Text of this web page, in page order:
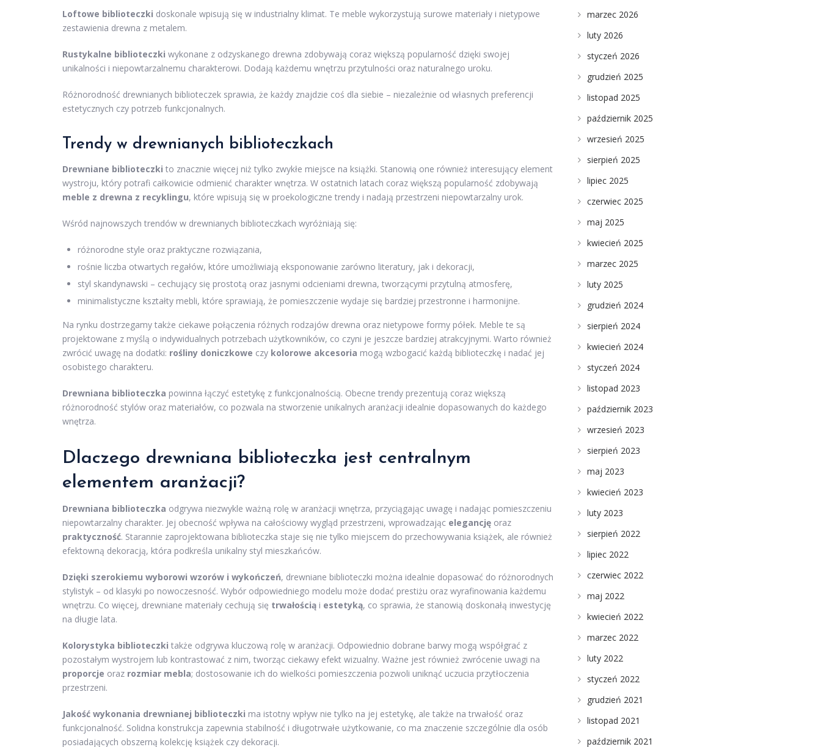
Loftowe biblioteczki doskonale wpisują się w industrialny klimat. Te meble wykorzystują surowe materiały i nietypowe
zestawienia drewna z metalem.
Rustykalne biblioteczki wykonane z odzyskanego drewna zdobywają coraz większą popularność dzięki swojej
unikalności i niepowtarzalnemu charakterowi. Dodają każdemu wnętrzu przytulności oraz naturalnego uroku.
Różnorodność drewnianych biblioteczek sprawia, że każdy znajdzie coś dla siebie – niezależnie od własnych preferencji
estetycznych czy potrzeb funkcjonalnych.
Trendy w drewnianych biblioteczkach
Drewniane biblioteczki to znacznie więcej niż tylko zwykłe miejsce na książki. Stanowią one również interesujący element
wystroju, który potrafi całkowicie odmienić charakter wnętrza. W ostatnich latach coraz większą popularność zdobywają
meble z drewna z recyklingu, które wpisują się w proekologiczne trendy i nadają przestrzeni niepowtarzalny urok.
Wśród najnowszych trendów w drewnianych biblioteczkach wyróżniają się:
różnorodne style oraz praktyczne rozwiązania,
rośnie liczba otwartych regałów, które umożliwiają eksponowanie zarówno literatury, jak i dekoracji,
styl skandynawski – cechujący się prostotą oraz jasnymi odcieniami drewna, tworzącymi przytulną atmosferę,
minimalistyczne kształty mebli, które sprawiają, że pomieszczenie wydaje się bardziej przestronne i harmonijne.
Na rynku dostrzegamy także ciekawe połączenia różnych rodzajów drewna oraz nietypowe formy półek. Meble te są
projektowane z myślą o indywidualnych potrzebach użytkowników, co czyni je jeszcze bardziej atrakcyjnymi. Warto również
zwrócić uwagę na dodatki: rośliny doniczkowe czy kolorowe akcesoria mogą wzbogacić każdą biblioteczkę i nadać jej
osobistego charakteru.
Drewniana biblioteczka powinna łączyć estetykę z funkcjonalnością. Obecne trendy prezentują coraz większą
różnorodność stylów oraz materiałów, co pozwala na stworzenie unikalnych aranżacji idealnie dopasowanych do każdego
wnętrza.
Dlaczego drewniana biblioteczka jest centralnym
elementem aranżacji?
Drewniana biblioteczka odgrywa niezwykle ważną rolę w aranżacji wnętrza, przyciągając uwagę i nadając pomieszczeniu
niepowtarzalny charakter. Jej obecność wpływa na całościowy wygląd przestrzeni, wprowadzając elegancję oraz
praktyczność. Starannie zaprojektowana biblioteczka staje się nie tylko miejscem do przechowywania książek, ale również
efektowną dekoracją, która podkreśla unikalny styl mieszkańców.
Dzięki szerokiemu wyborowi wzorów i wykończeń, drewniane biblioteczki można idealnie dopasować do różnorodnych
stylistyk – od klasyki po nowoczesność. Wybór odpowiedniego modelu może dodać prestiżu oraz wyrafinowania każdemu
wnętrzu. Co więcej, drewniane materiały cechują się trwałością i estetyką, co sprawia, że stanowią doskonałą inwestycję
na długie lata.
Kolorystyka biblioteczki także odgrywa kluczową rolę w aranżacji. Odpowiednio dobrane barwy mogą współgrać z
pozostałym wystrojem lub kontrastować z nim, tworząc ciekawy efekt wizualny. Ważne jest również zwrócenie uwagi na
proporcje oraz rozmiar mebla; dostosowanie ich do wielkości pomieszczenia pozwoli uniknąć uczucia przytłoczenia
przestrzeni.
Jakość wykonania drewnianej biblioteczki ma istotny wpływ nie tylko na jej estetykę, ale także na trwałość oraz
funkcjonalność. Solidna konstrukcja zapewnia stabilność i długotrwałe użytkowanie, co ma znaczenie szczególnie dla osób
posiadających obszerną kolekcję książek czy dekoracji.
marzec 2026
luty 2026
styczeń 2026
grudzień 2025
listopad 2025
październik 2025
wrzesień 2025
sierpień 2025
lipiec 2025
czerwiec 2025
maj 2025
kwiecień 2025
marzec 2025
luty 2025
grudzień 2024
sierpień 2024
kwiecień 2024
styczeń 2024
listopad 2023
październik 2023
wrzesień 2023
sierpień 2023
maj 2023
kwiecień 2023
luty 2023
sierpień 2022
lipiec 2022
czerwiec 2022
maj 2022
kwiecień 2022
marzec 2022
luty 2022
styczeń 2022
grudzień 2021
listopad 2021
październik 2021